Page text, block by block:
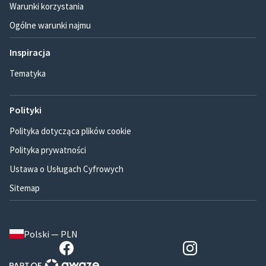
Warunki korzystania
Ogólne warunki najmu
Inspiracja
Tematyka
Polityki
Polityka dotycząca plików cookie
Polityka prywatności
Ustawa o Usługach Cyfrowych
Sitemap
Polski — PLN